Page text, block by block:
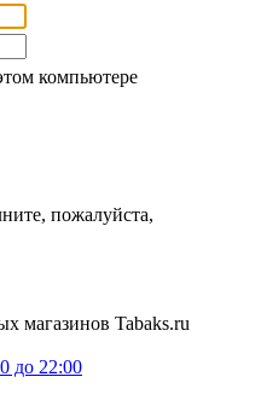
компьютере
пожалуйста,
магазинов Tabaks.ru
до 22:00